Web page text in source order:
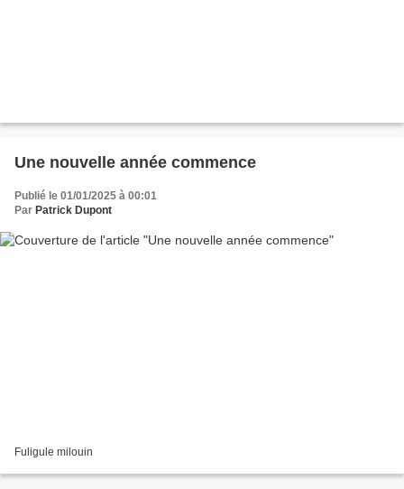
Une nouvelle année commence
Publié le 01/01/2025 à 00:01
Par Patrick Dupont
Fuligule milouin